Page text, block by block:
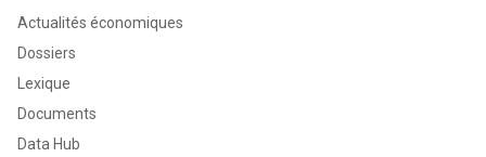
Actualités économiques
Dossiers
Lexique
Documents
Data Hub